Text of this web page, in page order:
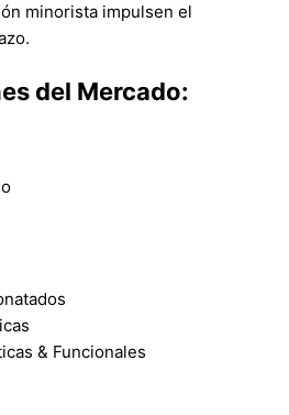
minorista impulsen el
del Mercado:
& Funcionales